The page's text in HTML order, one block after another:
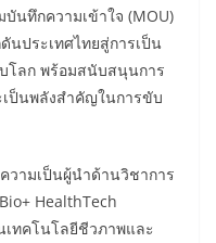
บันทึกความเข้าใจ (MOU)
นประเทศไทยสู่การเป็น
โลก พร้อมสนับสนุนการ
ป็นพลังสำคัญในการขับ
วามเป็นผู้นำด้านวิชาการ
HealthTech
เทคโนโลยีชีวภาพและ